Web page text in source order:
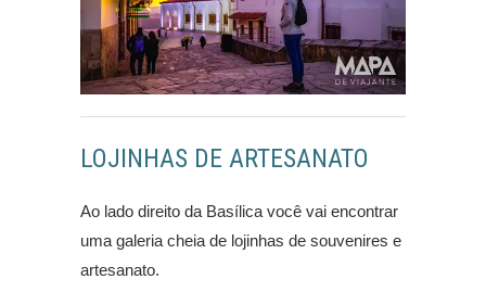
LOJINHAS DE ARTESANATO
Ao lado direito da Basílica você vai encontrar
uma galeria cheia de lojinhas de souvenires e
artesanato.